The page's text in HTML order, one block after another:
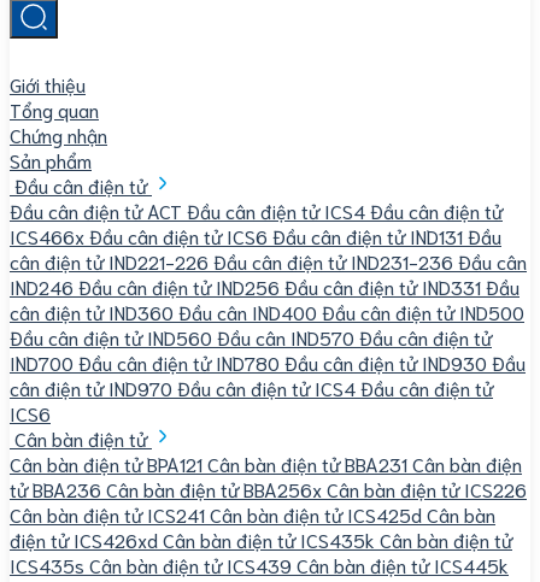
Giới thiệu
Tổng quan
Chứng nhận
Sản phẩm
Đầu cân điện tử
Đầu cân điện tử ACT Đầu cân điện tử ICS4Đầu cân điện tử
ICS466xĐầu cân điện tử ICS6 Đầu cân điện tử IND131Đầu
cân điện tử IND221-226 Đầu cân điện tử IND231-236 Đầu cân
IND246 Đầu cân điện tử IND256 Đầu cân điện tử IND331Đầu
cân điện tử IND360 Đầu cân IND400 Đầu cân điện tử IND500
Đầu cân điện tử IND560 Đầu cân IND570 Đầu cân điện tử
IND700 Đầu cân điện tử IND780 Đầu cân điện tử IND930 Đầu
cân điện tử IND970 Đầu cân điện tử ICS4Đầu cân điện tử
ICS6
Cân bàn điện tử
Cân bàn điện tử BPA121Cân bàn điện tử BBA231Cân bàn điện
tử BBA236 Cân bàn điện tử BBA256xCân bàn điện tử ICS226
Cân bàn điện tử ICS241Cân bàn điện tử ICS425d Cân bàn
điện tử ICS426xd Cân bàn điện tử ICS435k Cân bàn điện tử
ICS435s Cân bàn điện tử ICS439 Cân bàn điện tử ICS445k